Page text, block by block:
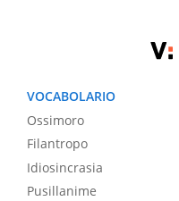
VOCABOLARIO
Ossimoro
Filantropo
Idiosincrasia
Pusillanime